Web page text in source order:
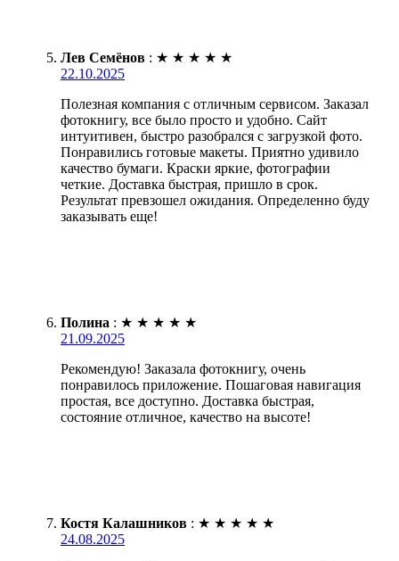
Лев Семёнов : ★ ★ ★ ★ ★
22.10.2025
Полезная компания с отличным сервисом. Заказал
фотокнигу, все было просто и удобно. Сайт
интуитивен, быстро разобрался с загрузкой фото.
Понравились готовые макеты. Приятно удивило
качество бумаги. Краски яркие, фотографии
четкие. Доставка быстрая, пришло в срок.
Результат превзошел ожидания. Определенно буду
заказывать еще!
Полина : ★ ★ ★ ★ ★
21.09.2025
Рекомендую! Заказала фотокнигу, очень
понравилось приложение. Пошаговая навигация
простая, все доступно. Доставка быстрая,
состояние отличное, качество на высоте!
Костя Калашников : ★ ★ ★ ★ ★
24.08.2025